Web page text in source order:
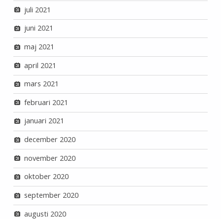
juli 2021
juni 2021
maj 2021
april 2021
mars 2021
februari 2021
januari 2021
december 2020
november 2020
oktober 2020
september 2020
augusti 2020